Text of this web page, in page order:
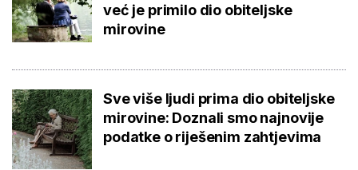
već je primilo dio obiteljske
mirovine
Sve više ljudi prima dio obiteljske
mirovine: Doznali smo najnovije
podatke o riješenim zahtjevima